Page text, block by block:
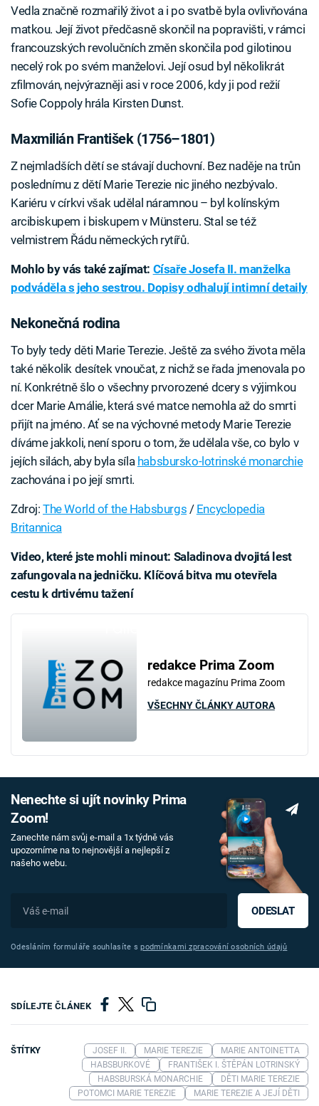
Vedla značně rozmařilý život a i po svatbě byla ovlivňována
matkou. Její život předčasně skončil na popravišti, v rámci
francouzských revolučních změn skončila pod gilotinou
necelý rok po svém manželovi. Její osud byl několikrát
zfilmován, nejvýrazněji asi v roce 2006, kdy ji pod režií
Sofie Coppoly hrála Kirsten Dunst.
Maxmilián František (1756–1801)
Z nejmladších dětí se stávají duchovní. Bez naděje na trůn
poslednímu z dětí Marie Terezie nic jiného nezbývalo.
Kariéru v církvi však udělal náramnou – byl kolínským
arcibiskupem i biskupem v Münsteru. Stal se též
velmistrem Řádu německých rytířů.
Mohlo by vás také zajímat: Císaře Josefa II. manželka
podváděla s jeho sestrou. Dopisy odhalují intimní detaily
Nekonečná rodina
To byly tedy děti Marie Terezie. Ještě za svého života měla
také několik desítek vnoučat, z nichž se řada jmenovala po
ní. Konkrétně šlo o všechny prvorozené dcery s výjimkou
dcer Marie Amálie, která své matce nemohla až do smrti
přijít na jméno. Ať se na výchovné metody Marie Terezie
díváme jakkoli, není sporu o tom, že udělala vše, co bylo v
jejích silách, aby byla síla habsbursko-lotrinské monarchie
zachována i po její smrti.
Zdroj:The World of the Habsburgs / Encyclopedia
Britannica
Video, které jste mohli minout: Saladinova dvojitá lest
zafungovala na jedničku. Klíčová bitva mu otevřela
cestu k drtivému tažení
redakce Prima Zoom
redakce magazínu Prima Zoom
VŠECHNY ČLÁNKY AUTORA
Nenechte si ujít novinky Prima
Zoom!
Zanechte nám svůj e-mail a 1x týdně vás
upozorníme na to nejnovější a nejlepší z
našeho webu.
ODESLAT
Odesláním formuláře souhlasíte spodmínkami zpracování osobních údajů
SDÍLEJTE ČLÁNEK
ŠTÍTKY JOSEF II. MARIE TEREZIE
MARIE ANTOINETTA
HABSBURKOVÉ
FRANTIŠEK I. ŠTĚPÁN LOTRINSKÝ
HABSBURSKÁ MONARCHIE
DĚTI MARIE TEREZIE
POTOMCI MARIE TEREZIE
MARIE TEREZIE A JEJÍ DĚTI